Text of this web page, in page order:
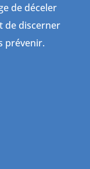
de déceler
de discerner
prévenir.